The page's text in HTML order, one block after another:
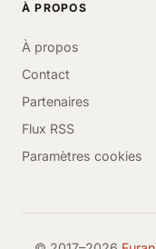
À PROPOS
À propos
Contact
Partenaires
Flux RSS
Paramètres cookies